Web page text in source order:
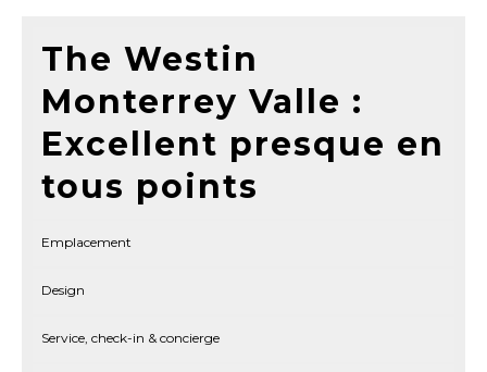
The Westin
Monterrey Valle :
Excellent presque en
tous points
Emplacement
Design
Service, check-in & concierge